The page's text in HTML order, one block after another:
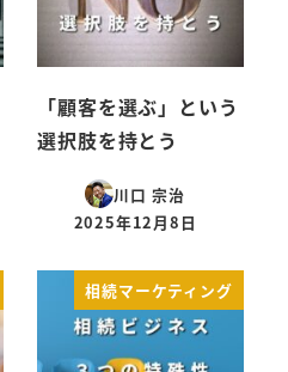
「顧客を選ぶ」という
選択肢を持とう
川口 宗治
投稿日
2025年12月8日
相続マーケティング